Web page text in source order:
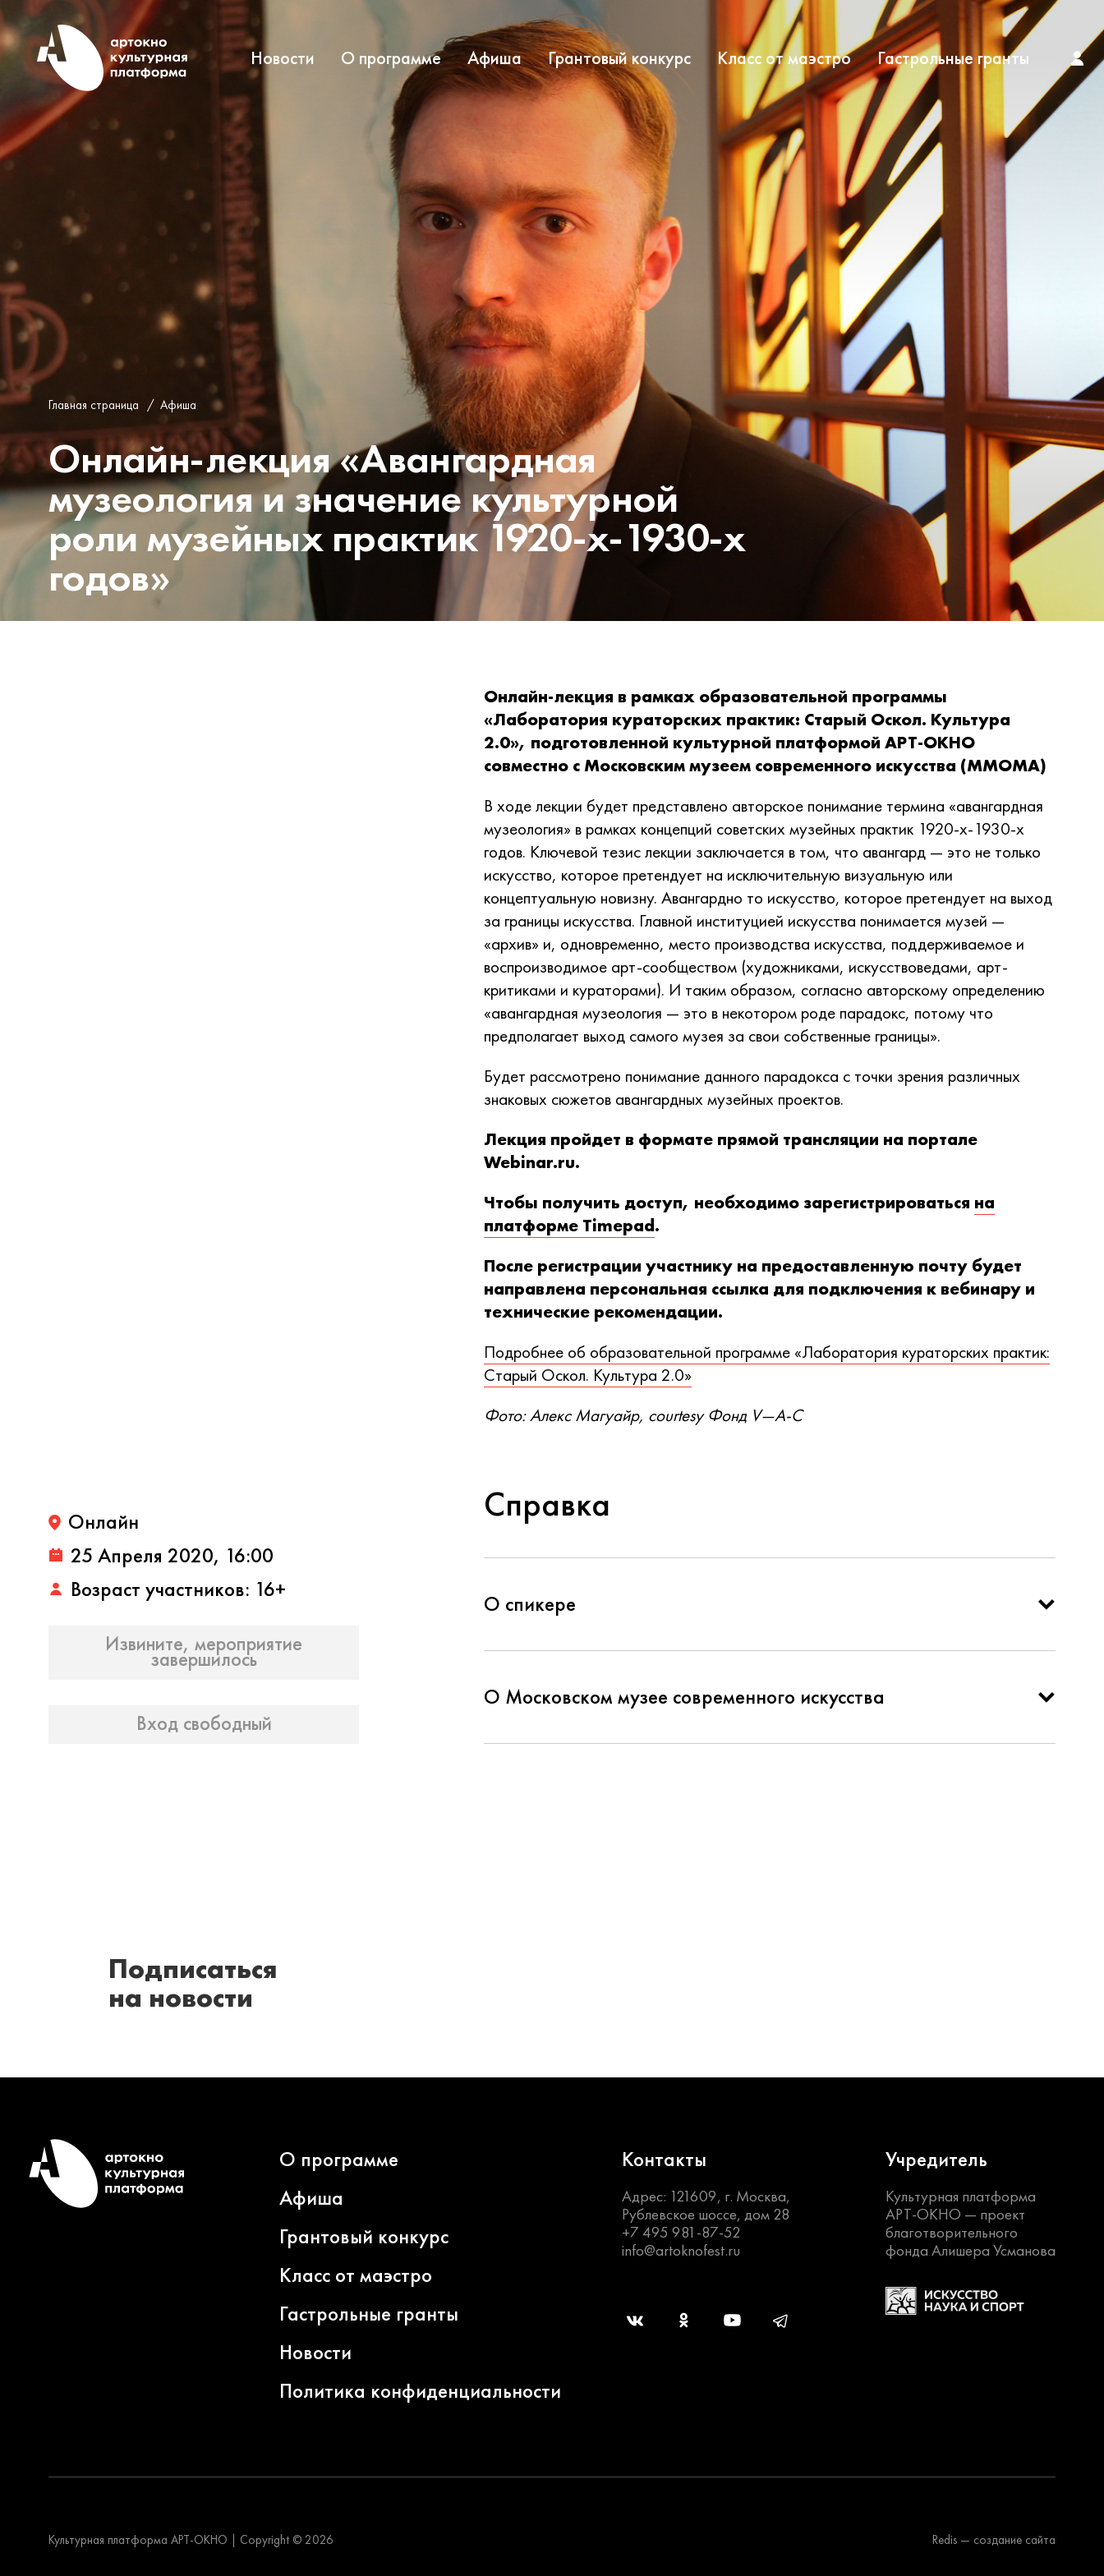
Новости О программе Афиша Грантовый конкурс Класс от маэстро Гастрольные гранты
Главная страница / Афиша
Онлайн-лекция «Авангардная
музеология и значение культурной
роли музейных практик 1920-х-1930-х
годов»
Онлайн
25 Апреля 2020, 16:00
Возраст участников: 16+
Извините, мероприятие
завершилось
Вход свободный
Онлайн-лекция в рамках образовательной программы
«Лаборатория кураторских практик: Старый Оскол. Культура
2.0», подготовленной культурной платформой АРТ-ОКНО
совместно с Московским музеем современного искусства (ММОМА)
В ходе лекции будет представлено авторское понимание термина «авангардная
музеология» в рамках концепций советских музейных практик 1920-х-1930-х
годов. Ключевой тезис лекции заключается в том, что авангард — это не только
искусство, которое претендует на исключительную визуальную или
концептуальную новизну. Авангардно то искусство, которое претендует на выход
за границы искусства. Главной институцией искусства понимается музей —
«архив» и, одновременно, место производства искусства, поддерживаемое и
воспроизводимое арт-сообществом (художниками, искусствоведами, арт-
критиками и кураторами). И таким образом, согласно авторскому определению
«авангардная музеология — это в некотором роде парадокс, потому что
предполагает выход самого музея за свои собственные границы».
Будет рассмотрено понимание данного парадокса с точки зрения различных
знаковых сюжетов авангардных музейных проектов.
Лекция пройдет в формате прямой трансляции на портале
Webinar.ru.
Чтобы получить доступ, необходимо зарегистрироваться на
платформе Timepad.
После регистрации участнику на предоставленную почту будет
направлена персональная ссылка для подключения к вебинару и
технические рекомендации.
Подробнее об образовательной программе «Лаборатория кураторских практик:
Старый Оскол. Культура 2.0»
Фото: Алекс Магуайр, courtesy Фонд V—A-C
Справка
О спикере
О Московском музее современного искусства
Подписаться
на новости
О программе
Афиша
Грантовый конкурс
Класс от маэстро
Гастрольные гранты
Новости
Политика конфиденциальности
Контакты
Адрес: 121609, г. Москва,
Рублевское шоссе, дом 28
+7 495 981-87-52
info@artoknofest.ru
Учредитель
Культурная платформа
АРТ-ОКНО — проект
благотворительного
фонда Алишера Усманова
Культурная платформа АРТ-ОКНО Copyright © 2026 Redis — создание сайта